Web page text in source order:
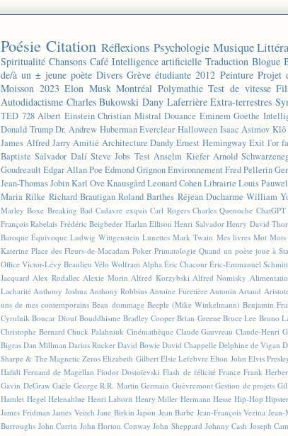
Poésie Citation Réflexions Psychologie Musique
Spiritualité Chansons Café Intelligence artificielle Traduction Blogue
de/à un ± jeune poète Divers Grève étudiante 2012 Peinture Projet
Moisson 2023 Elon Musk Montréal Polymathie Test de vitesse
Autodidactisme Charles Bukowski Dany Laferrière Extra-terrestres
TED 728 Albert Einstein Christian Mistral Douance Eminem Goethe
Donald Trump Dr. Andrew Huberman Everclear Halloween Isaac Asimov Klô
James Alfred Jarry Amitié Architecture Dandy Ernest Hemingway Exit l'or
Baptiste Salvador Dalí Steve Jobs Test Anselm Kiefer Arnold
Goudreault Edgar Allan Poe Edmond GrignonEnvironnement Fred Pellerin
Jean-Thomas JobinKarl Ove KnausgårdLeonard CohenLibrairie Louis
Maria Rilke Richard Brautigan Roland Barthes Réjean Ducharme William
Marley Boxe Breaking Bad Cadavre exquis Carl Rogers Charles Quenoche ChatGPT
François Rabelais Frédéric Beigbeder Harlan Ellison Henri Salvador Henry David
Baroque Équivoque Ludwig Wittgenstein Lunettes Mark Twain Mes livres Mot
Katerine Place des Fleurs-de-Macadam Poker Primatologie Quand un poète joue à
Office Victor-Lévy Beaulieu Vélo Wolfram Alpha Éric Chacour Éric-Emmanuel Schmitt
Jacquard Alex Rodallec Alexie Morin Alfred Korzybski Alfred Nomisky
Lacharité Anthony Joshua Anthony Robbins Antoine Furetière Antonin Artaud
uns de mes contemporains Beau dommage Beeple (Mike Winkelmann) Benjamin
Cyrulnik Boucar Diouf Bouddhisme Bradley Cooper Brian Greene Bruce Lee Bruno
Christophe Bernard Chuck Palahniuk Cinémathèque Claude Gauvreau Claude-Henri
Bigras Dan Millman Darius Rucker David Bowie David Chappelle Delphine de Vigan
Sharpe & The Magnetic Zeros Elizabeth Gilbert Elsie Lefebvre Elton John Elvis
Hafidi Fernand de Magellan Fiodor Dostoïevski Flash de félicité France Frank
Gavin DeGraw Gaële George R.R. Martin Germain Guèvremont Gestion de projets
Hamlet Hegel Helenablue Henri Laborit Henry Miller Hermann Hesse Hip-Hop Hipster
James Fridman James Veitch Jane Birkin Japon Jean Barbe Jean-François Vezina
Burroughs John Currin John Horton Conway John Sheppard Johnny Cash Joseph